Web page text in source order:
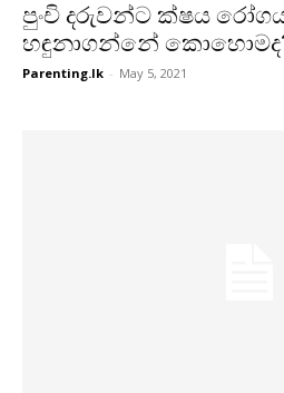
පුංචි දරුවන්ට ක්ෂය
හඳුනාගන්නේ
Parenting.lk - May 5, 2021